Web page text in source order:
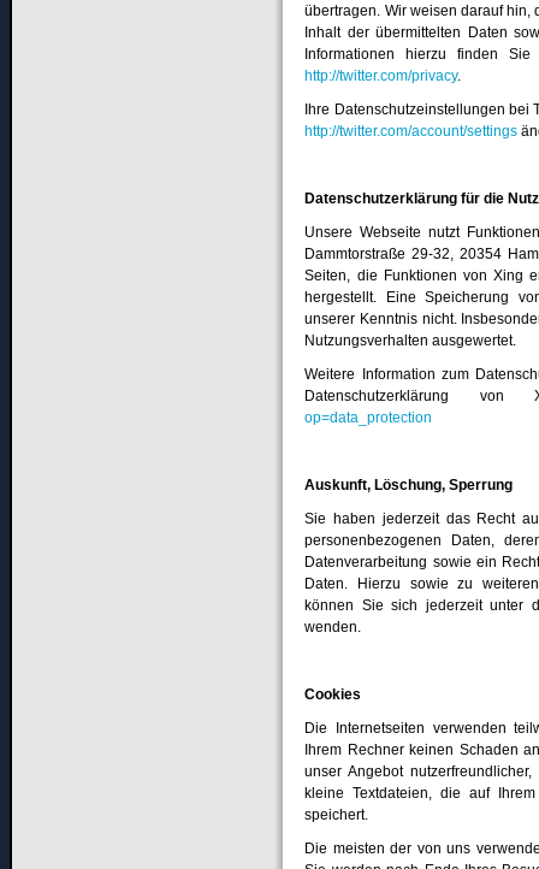
übertragen. Wir weisen darauf hin,
Inhalt der übermittelten Daten
Informationen hierzu finden
http://twitter.com/privacy.
Ihre Datenschutzeinstellungen bei
http://twitter.com/account/settings
Datenschutzerklärung für die
Unsere Webseite nutzt
Dammtorstraße 29-32, 20354
Seiten, die Funktionen von Xing
hergestellt. Eine Speicherung
unserer Kenntnis nicht.
Nutzungsverhalten ausgewertet.
Weitere Information zum
Datenschutzerklärung
op=data_protection
Auskunft, Löschung, Sperrung
Sie haben jederzeit das Recht
personenbezogenen Daten,
Datenverarbeitung sowie ein
Daten. Hierzu sowie zu
können Sie sich jederzeit unter
wenden.
Cookies
Die Internetseiten verwenden
Ihrem Rechner keinen Schaden
unser Angebot
kleine Textdateien, die auf
speichert.
Die meisten der von uns